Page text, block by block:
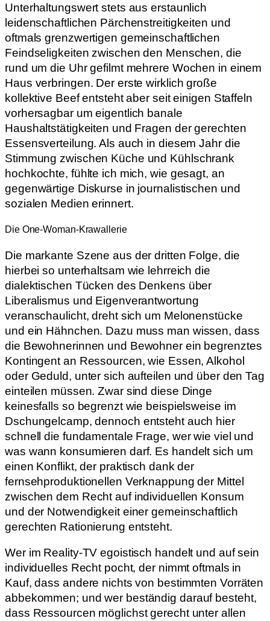
Unterhaltungswert stets aus erstaunlich
leidenschaftlichen Pärchenstreitigkeiten und
oftmals grenzwertigen gemeinschaftlichen
Feindseligkeiten zwischen den Menschen, die
rund um die Uhr gefilmt mehrere Wochen in einem
Haus verbringen. Der erste wirklich große
kollektive Beef entsteht aber seit einigen Staffeln
vorhersagbar um eigentlich banale
Haushaltstätigkeiten und Fragen der gerechten
Essensverteilung. Als auch in diesem Jahr die
Stimmung zwischen Küche und Kühlschrank
hochkochte, fühlte ich mich, wie gesagt, an
gegenwärtige Diskurse in journalistischen und
sozialen Medien erinnert.
Die One-Woman-Krawallerie
Die markante Szene aus der dritten Folge, die
hierbei so unterhaltsam wie lehrreich die
dialektischen Tücken des Denkens über
Liberalismus und Eigenverantwortung
veranschaulicht, dreht sich um Melonenstücke
und ein Hähnchen. Dazu muss man wissen, dass
die Bewohnerinnen und Bewohner ein begrenztes
Kontingent an Ressourcen, wie Essen, Alkohol
oder Geduld, unter sich aufteilen und über den Tag
einteilen müssen. Zwar sind diese Dinge
keinesfalls so begrenzt wie beispielsweise im
Dschungelcamp, dennoch entsteht auch hier
schnell die fundamentale Frage, wer wie viel und
was wann konsumieren darf. Es handelt sich um
einen Konflikt, der praktisch dank der
fernsehproduktionellen Verknappung der Mittel
zwischen dem Recht auf individuellen Konsum
und der Notwendigkeit einer gemeinschaftlich
gerechten Rationierung entsteht.
Wer im Reality-TV egoistisch handelt und auf sein
individuelles Recht pocht, der nimmt oftmals in
Kauf, dass andere nichts von bestimmten Vorräten
abbekommen; und wer beständig darauf besteht,
dass Ressourcen möglichst gerecht unter allen